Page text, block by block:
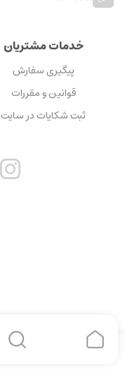
خدمات مشتریان
پیگیری سفارش
قوانین و مقررات
ثبت شکایات در سایت